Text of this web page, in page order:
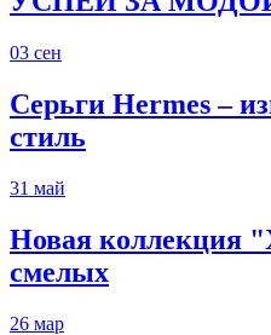
03 сен
Серьги Hermes –
стиль
31 май
Новая коллекция
смелых
26 мар